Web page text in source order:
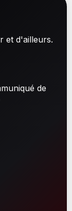
et d'ailleurs.
de